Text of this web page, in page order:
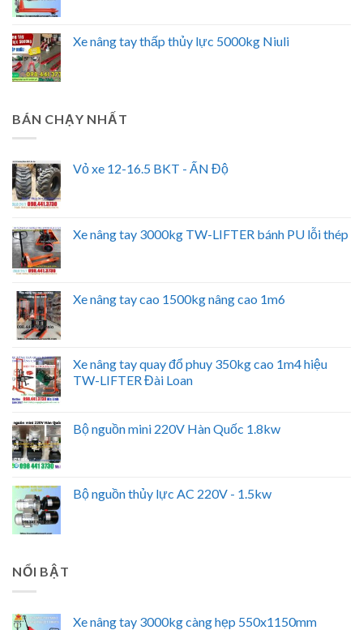
Xe nâng tay thấp thủy lực 5000kg Niuli
BÁN CHẠY NHẤT
Vỏ xe 12-16.5 BKT - ẤN Độ
Xe nâng tay 3000kg TW-LIFTER bánh PU lỗi thép
Xe nâng tay cao 1500kg nâng cao 1m6
Xe nâng tay quay đổ phuy 350kg cao 1m4 hiệu
TW-LIFTER Đài Loan
Bộ nguồn mini 220V Hàn Quốc 1.8kw
Bộ nguồn thủy lực AC 220V - 1.5kw
NỔI BẬT
Xe nâng tay 3000kg càng hẹp 550x1150mm